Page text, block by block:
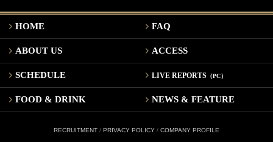
HOME FAQ
ABOUT US ACCESS
SCHEDULE LIVE REPORTS （PC）
FOOD & DRINK NEWS & FEATURE
RECRUITMENT / PRIVACY POLICY / COMPANY PROFILE